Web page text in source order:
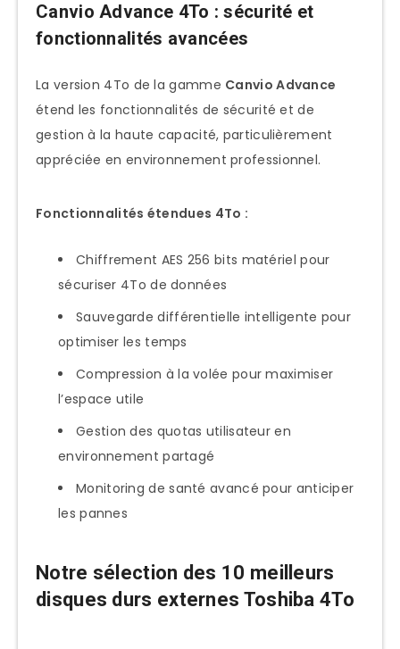
Canvio Advance 4To : sécurité et
fonctionnalités avancées
La version 4To de la gamme Canvio Advance
étend les fonctionnalités de sécurité et de
gestion à la haute capacité, particulièrement
appréciée en environnement professionnel.
Fonctionnalités étendues 4To :
Chiffrement AES 256 bits matériel pour
sécuriser 4To de données
Sauvegarde différentielle intelligente pour
optimiser les temps
Compression à la volée pour maximiser
l’espace utile
Gestion des quotas utilisateur en
environnement partagé
Monitoring de santé avancé pour anticiper
les pannes
Notre sélection des 10 meilleurs
disques durs externes Toshiba 4To